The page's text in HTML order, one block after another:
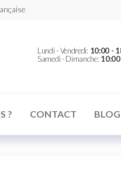
Lundi - Vendredi: 10:00 -
Samedi - Dimanche:
? CONTACT BLOG